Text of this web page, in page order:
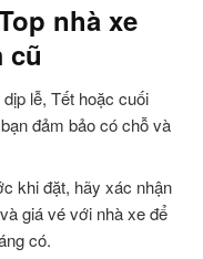
nhà xe
cũ
lễ, Tết hoặc cuối
đảm bảo có chỗ và
khi đặt, hãy xác nhận
giá vé với nhà xe để
có.